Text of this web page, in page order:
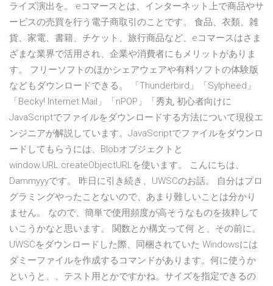
ライズ演出を。 eコマースとは、インターネット上で商品やサ
ービスの売買を行う電子商取引のことです。 食品、衣類、雑
貨、家電、書籍、チケット、旅行商品など、eコマースはさま
ざまな業界で活用され、企業や消費者にもメリットがありま
す。 フリーソフトのほかシェアウェアや有料ソフトの体験版
などもダウンロードできる。 「Thunderbird」「Sylpheed」
「Becky! Internet Mail」「nPOP」「秀丸 初心者向けに
JavaScriptでファイルをダウンロードする方法について現役エ
ンジニアが解説しています。JavaScriptでファイルをダウンロ
ードしてもらうには、Blobオブジェクトと
window.URL.createObjectURLを使います。 こんにちは、
Dammyyyです。 昨日に引き続き、UWSCのお話。 自分はプロ
グラミングやったことないので、あまり難しいことは分かり
ません。 なので、簡単で使用頻度が高そうなものを抜粋して
いこうかなと思います。 関数とか構文って何 と、その前に。
UWSCをダウンロードした際、同梱されていた Windowsには
ダミーファイルを作成するコマンドがあります。何に使うか
というと、、テスト用とかですかね。サイズを指定できるの